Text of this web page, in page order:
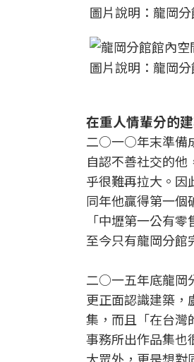
圖片說明：龍岡
圖片說明：龍岡
在重人情輩分的
二○一○年末準備
自認不善社交的
乎很難再拉大。因
同年他贏得第一個
「中壢第一公有
至今只有龍岡分館
二○一五年底龍岡
更正面認識建築，
集，而且「在台灣
事務所出作品集也